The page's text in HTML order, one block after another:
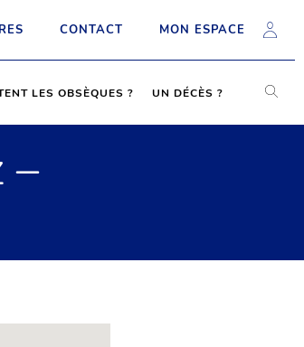
CONTACT MON ESPACE
LES OBSÈQUES ? UN DÉCÈS ?
–